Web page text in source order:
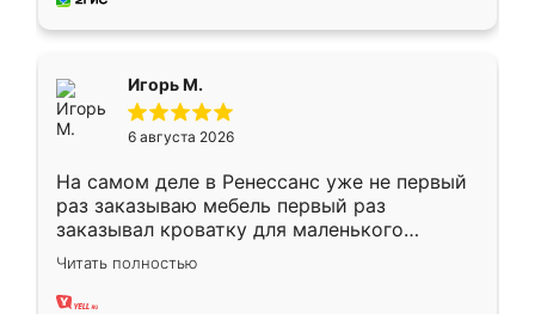
Игорь М.
6 августа 2026
На самом деле в Ренессанс уже не первый
раз заказываю мебель первый раз
заказывал кроватку для маленького
ребёнка при его рождении ,во второй раз
заказал шкаф-купе. По качеству очень
хорошее сборка достаточно быстрая,
Читать полностью